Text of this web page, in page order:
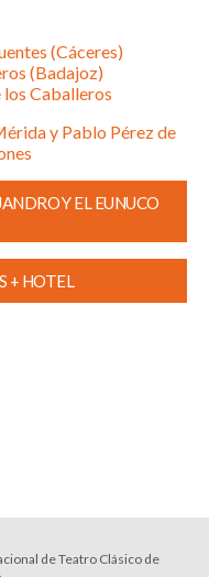
(Cáceres)
(Badajoz)
los Caballeros
y Pablo Pérez de
Y EL EUNUCO
+ HOTEL
de Teatro Clásico de